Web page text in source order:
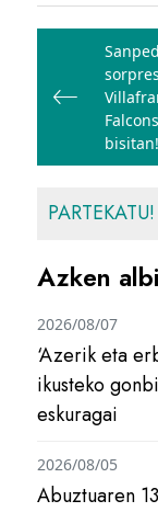
zehar
nabigatu
bisitan!
PARTEKATU!
Azken
‘Azerik eta
ikusteko
eskuragai
2026/08/07
Abuztuaren
2026/08/05